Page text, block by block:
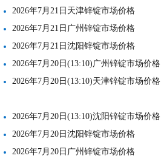
2026年7月21日天津锌锭市场价格
2026年7月21日广州锌锭市场价格
2026年7月21日沈阳锌锭市场价格
2026年7月20日(13:10)广州锌锭市场价格
2026年7月20日(13:10)天津锌锭市场价格
2026年7月20日(13:10)沈阳锌锭市场价格
2026年7月20日沈阳锌锭市场价格
2026年7月20日广州锌锭市场价格